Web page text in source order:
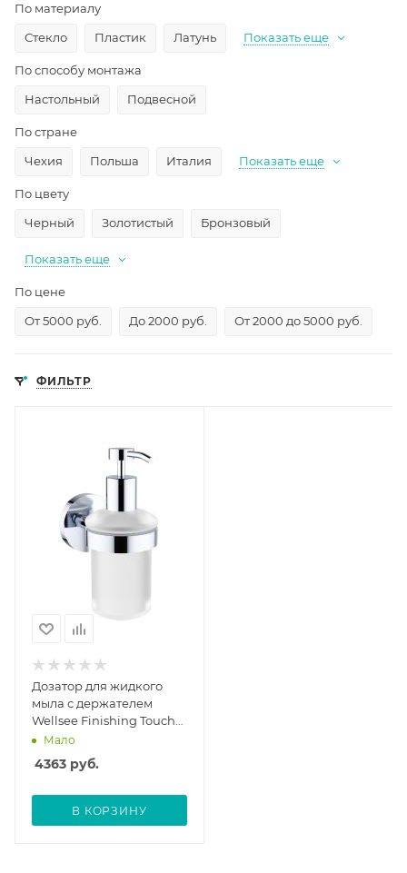
По материалу
Стекло
Пластик Латунь Показать еще
По способу монтажа
Настольный
Подвесной
По стране
Чехия
Польша Италия Показать еще
По цвету
Черный
Золотистый Бронзовый
Показать еще
По цене
От 5000 руб.
До 2000 руб. От 2000 до 5000 руб.
ФИЛЬТР
Дозатор для жидкого
мыла с держателем
Wellsee Finishing Touch
182511000
Мало
4363 руб.
В КОРЗИНУ